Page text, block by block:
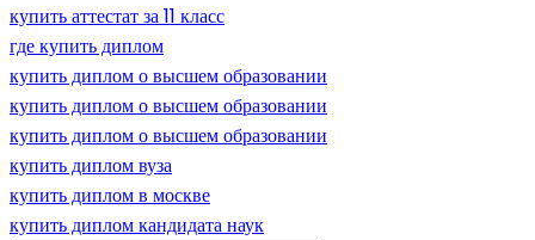
купить аттестат за 11 класс
где купить диплом
купить диплом о высшем образовании
купить диплом о высшем образовании
купить диплом о высшем образовании
купить диплом вуза
купить диплом в москве
купить диплом кандидата наук